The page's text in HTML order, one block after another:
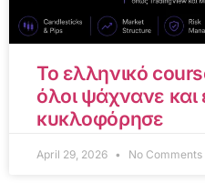
Το ελληνικό
όλοι ψάχνανε και
κυκλοφόρησε
April 29, 2026 No Comments